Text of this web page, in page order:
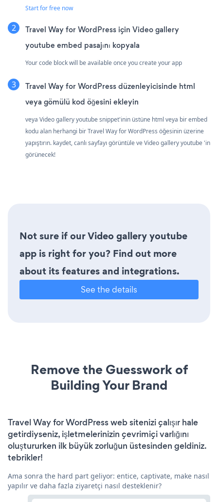
Start for free now
Travel Way for WordPress için Video gallery
youtube embed pasajını kopyala
Your code block will be available once you create your app
Travel Way for WordPress düzenleyicisinde html
veya gömülü kod öğesini ekleyin
veya Video gallery youtube snippet'inin üstüne html veya bir embed
kodu alan herhangi bir Travel Way for WordPress öğesinin üzerine
yapıştırın. kaydet, canlı sayfayı görüntüle ve Video gallery youtube 'in
görünecek!
Not sure if our Video gallery youtube
app is right for you? Find out more
about its features and integrations.
See the details
Remove the Guesswork of
Building Your Brand
Travel Way for WordPress web sitenizi çalışır hale
getirdiyseniz, işletmelerinizin çevrimiçi varlığını
oluştururken ilk büyük zorluğun üstesinden geldiniz.
tebrikler!
Ama sonra the hard part geliyor: entice, captivate, make nasıl
yapılır ve daha fazla ziyaretçi nasıl desteklenir?